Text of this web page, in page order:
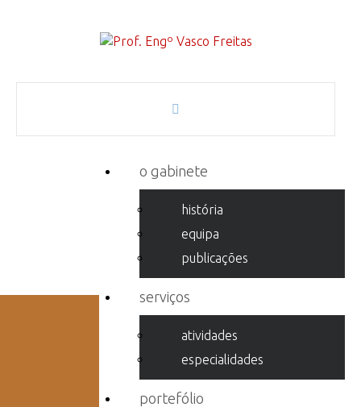
o gabinete
história
equipa
publicações
serviços
atividades
especialidades
portefólio